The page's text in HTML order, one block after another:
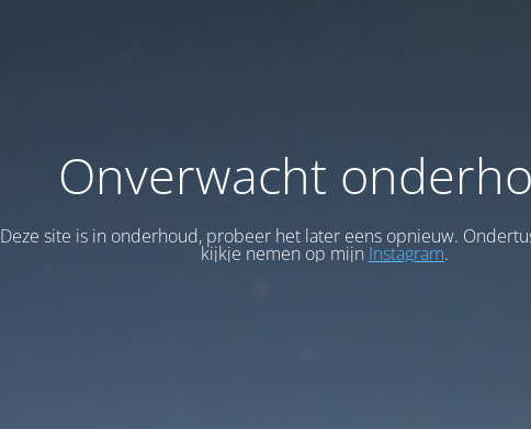
Onverwacht
Deze site is in onderhoud, probeer het later eens opnieuw.
kijkje nemen op mijn Instagram.